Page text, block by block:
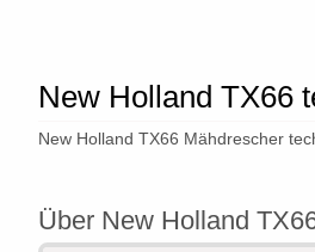
New Holland TX66
New Holland TX66 Mähdrescher
Über New Holland